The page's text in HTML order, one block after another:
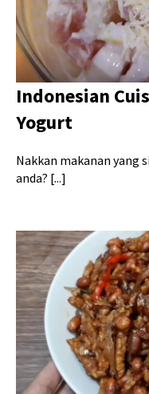
Indonesian
Yogurt
Nakkan makanan yang
anda? [...]